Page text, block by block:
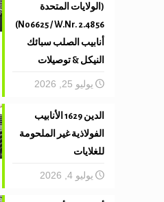
(الولايات المتحدة
N06625 / W.Nr. 2.4856)
أنابيب الصلب سبائك
النيكل & توصيلات
يوليو 25, 2026
الدين 1629 الأنابيب
الفولاذية غير الملحومة
للغلايات
يوليو 4, 2026